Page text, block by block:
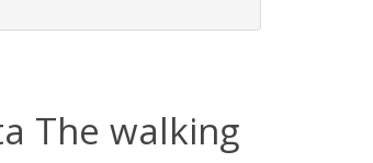
The walking